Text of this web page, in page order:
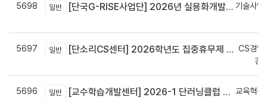
5698 일반 [단국G-RISE사업단] 2026년 실용화개발 지원(Grant) 과제 공고_~8/14(금)까지
기술사업
5697 일반 [단소리CS센터] 2026학년도 집중휴무제 안내 (EMS 및 이메일 발송 접수기한 : 7/24(금) 오후 12시까지)
CS경영
경
5696 일반 [교수학습개발센터] 2026-1 단러닝클럽 Best Practice 공모전 결과 안내
교육혁신